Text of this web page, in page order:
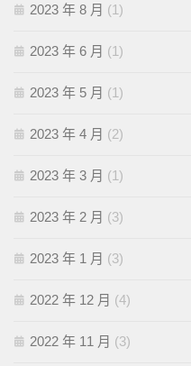
2023 年 8 月 (1)
2023 年 6 月 (1)
2023 年 5 月 (1)
2023 年 4 月 (2)
2023 年 3 月 (1)
2023 年 2 月 (3)
2023 年 1 月 (3)
2022 年 12 月 (4)
2022 年 11 月 (3)